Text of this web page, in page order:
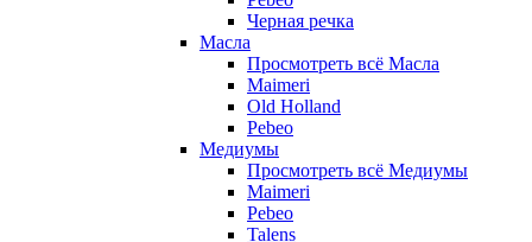
Черная речка
Масла
Просмотреть всё Масла
Maimeri
Old Holland
Pebeo
Медиумы
Просмотреть всё Медиумы
Maimeri
Pebeo
Talens